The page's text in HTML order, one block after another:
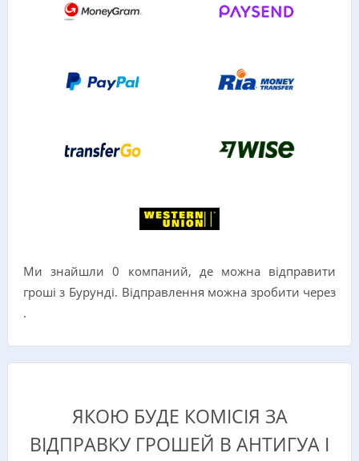
Ми знайшли 0 компаний, де можна відправити
гроші з Бурунді. Відправлення можна зробити через
.
ЯКОЮ БУДЕ КОМІСІЯ ЗА
ВІДПРАВКУ ГРОШЕЙ В АНТИГУА І